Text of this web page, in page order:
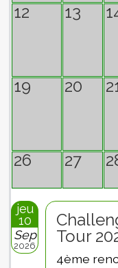
12 13
19 20
26 27
jeu
10
Sep
2026
Tour
4ème